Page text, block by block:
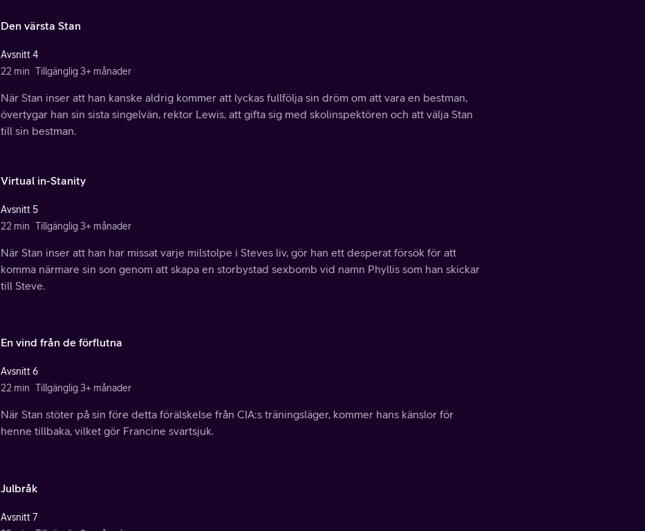
Den värsta Stan
Avsnitt 4
22 min Tillgänglig 3+ månader
När Stan inser att han kanske aldrig kommer att lyckas fullfölja sin dröm om att vara en bestman,
övertygar han sin sista singelvän, rektor Lewis, att gifta sig med skolinspektören och att välja Stan
till sin bestman.
Virtual in-Stanity
Avsnitt 5
22 min Tillgänglig 3+ månader
När Stan inser att han har missat varje milstolpe i Steves liv, gör han ett desperat försök för att
komma närmare sin son genom att skapa en storbystad sexbomb vid namn Phyllis som han skickar
till Steve.
En vind från de förflutna
Avsnitt 6
22 min Tillgänglig 3+ månader
När Stan stöter på sin före detta förälskelse från CIA:s träningsläger, kommer hans känslor för
henne tillbaka, vilket gör Francine svartsjuk.
Julbråk
Avsnitt 7